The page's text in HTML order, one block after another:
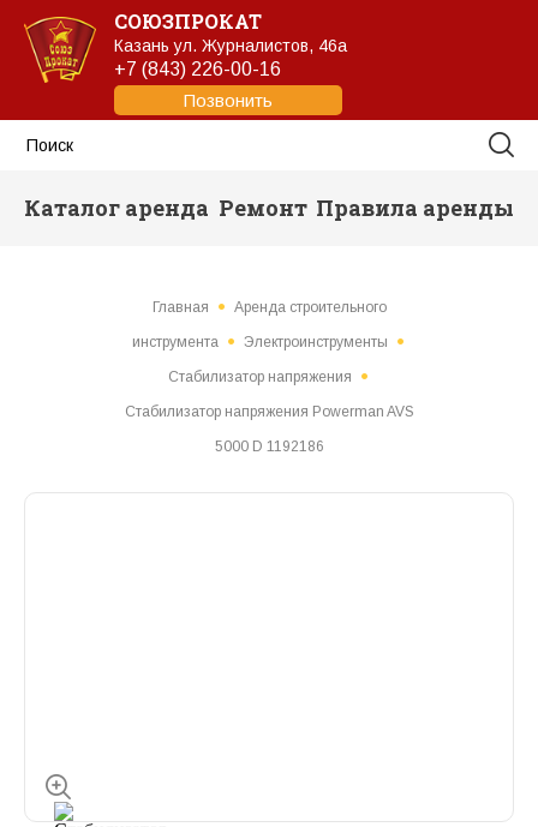
СОЮЗПРОКАТ
Казань ул. Журналистов, 46а
+7 (843) 226-00-16
Позвонить
Каталог аренда Ремонт Правила аренды
Главная Аренда строительного
инструмента Электроинструменты
Стабилизатор напряжения
Стабилизатор напряжения Powerman AVS
5000 D 1192186